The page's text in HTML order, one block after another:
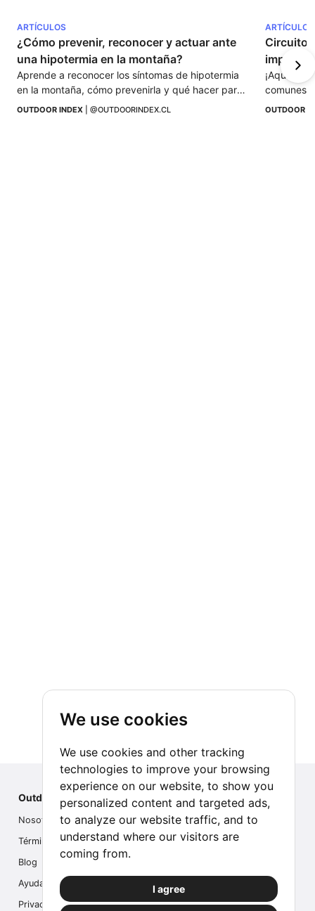
We use cookies
We use cookies and other tracking
technologies to improve your browsing
experience on our website, to show you
personalized content and targeted ads,
to analyze our website traffic, and to
understand where our visitors are
coming from.
I agree
ARTÍCULOS
¿Cómo prevenir, reconocer y actuar ante
una hipotermia en la montaña?
Aprende a reconocer los síntomas de hipotermia
en la montaña, cómo prevenirla y qué hacer para
proteger a una persona y actuar ante una
OUTDOOR INDEX @OUTDOORINDEX.CL
ARTÍCULOS
Circuito
¡Aquí
comunes
OUTDOOR
Outdoor Index
Nosotros
Términos
Blog
Ayuda
Privacidad